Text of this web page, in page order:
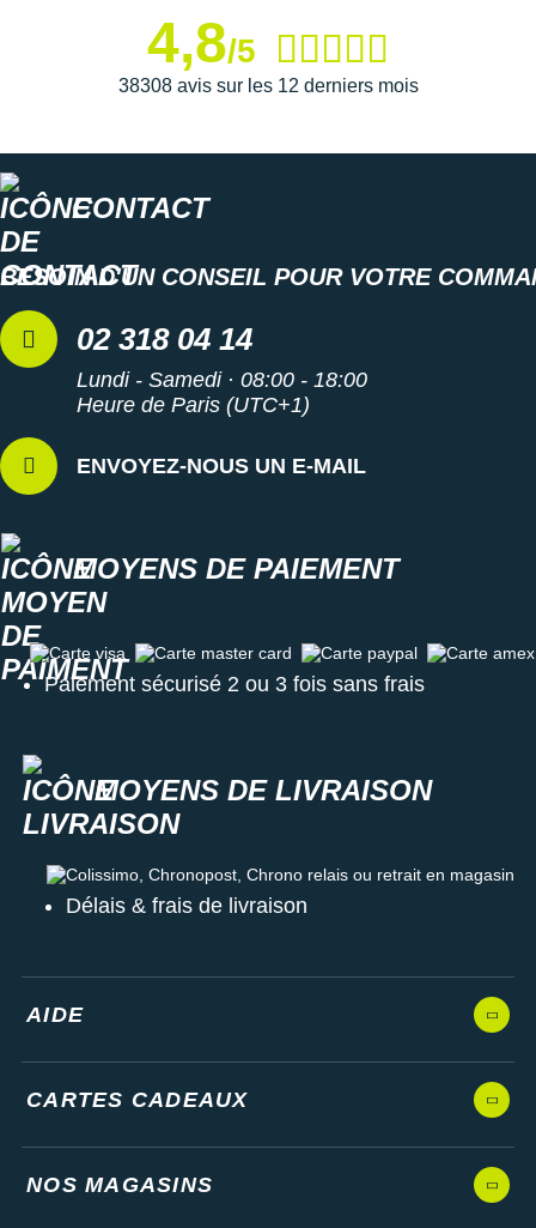
4,8/5
38308 avis sur les 12 derniers mois
CONTACT
BESOIN D'UN CONSEIL POUR VOTRE
02 318 04 14
Lundi - Samedi · 08:00 - 18:00
Heure de Paris (UTC+1)
ENVOYEZ-NOUS UN E-MAIL
MOYENS DE PAIEMENT
Carte visa Carte master card Carte paypal Carte amex
Paiement sécurisé 2 ou 3 fois sans frais
MOYENS DE LIVRAISON
Colissimo, Chronopost, Chrono relais ou retrait en magasin
Délais & frais de livraison
AIDE
CARTES CADEAUX
NOS MAGASINS